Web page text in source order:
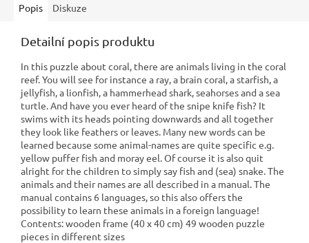
Popis Diskuze
Detailní popis produktu
In this puzzle about coral, there are animals living in the coral
reef. You will see for instance a ray, a brain coral, a starfish, a
jellyfish, a lionfish, a hammerhead shark, seahorses and a sea
turtle. And have you ever heard of the snipe knife fish? It
swims with its heads pointing downwards and all together
they look like feathers or leaves. Many new words can be
learned because some animal-names are quite specific e.g.
yellow puffer fish and moray eel. Of course it is also quit
alright for the children to simply say fish and (sea) snake. The
animals and their names are all described in a manual. The
manual contains 6 languages, so this also offers the
possibility to learn these animals in a foreign language!
Contents: wooden frame (40 x 40 cm) 49 wooden puzzle
pieces in different sizes